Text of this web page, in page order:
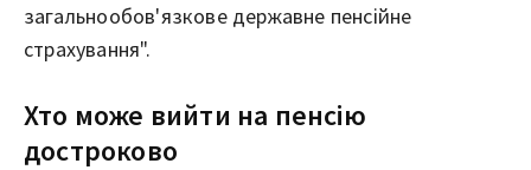
загальнообов'язкове державне пенсійне
страхування".
Хто може вийти на пенсію
достроково